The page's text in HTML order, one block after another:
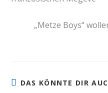
„Metze Boys“
DAS KÖNNTE DIR